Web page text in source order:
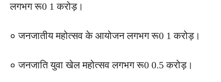
लगभग रू0 1 करोड़।
० जनजातीय महोत्सव के आयोजन लगभग रू0 1 करोड़।
० जनजाति युवा खेल महोत्सव लगभग रू0 0.5 करोड़।